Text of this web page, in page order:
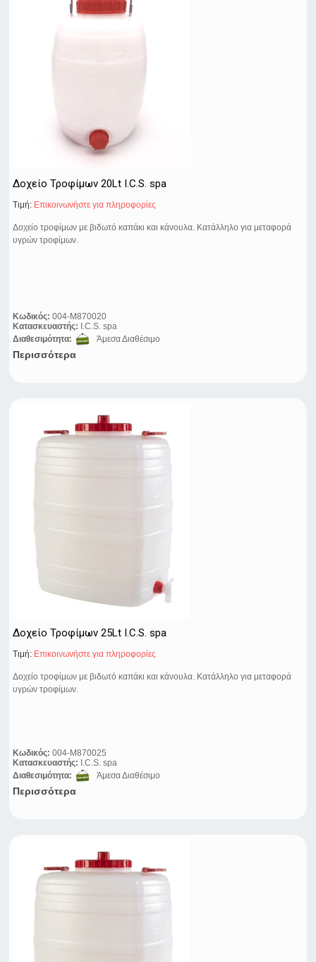
Δοχείο Τροφίμων 20Lt I.C.S. spa
Τιμή: Eπικοινωνήστε για πληροφορίες
Δοχείο τροφίμων με βιδωτό καπάκι και κάνουλα. Κατάλληλο για μεταφορά
υγρών τροφίμων.
Κωδικός: 004-M870020
Κατασκευαστής: I.C.S. spa
Διαθεσιμότητα:
Άμεσα Διαθέσιμο
Περισσότερα
Δοχείο Τροφίμων 25Lt I.C.S. spa
Τιμή: Eπικοινωνήστε για πληροφορίες
Δοχείο τροφίμων με βιδωτό καπάκι και κάνουλα. Κατάλληλο για μεταφορά
υγρών τροφίμων.
Κωδικός: 004-M870025
Κατασκευαστής: I.C.S. spa
Διαθεσιμότητα:
Άμεσα Διαθέσιμο
Περισσότερα